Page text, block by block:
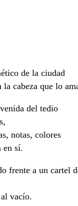
de la ciudad
la cabeza que lo
del tedio
notas, colores
en sí.
frente a un cartel
vacío.